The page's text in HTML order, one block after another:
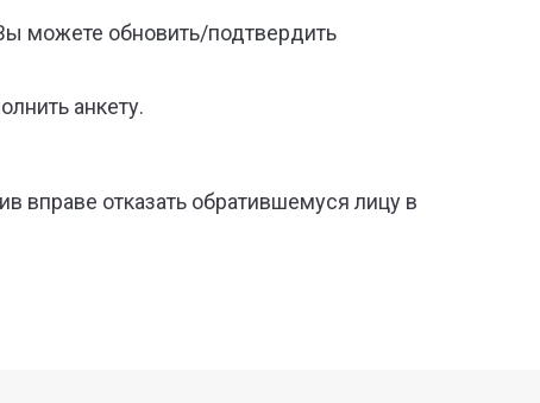
можете обновить/подтвердить
анкету.
вправе отказать обратившемуся лицу в